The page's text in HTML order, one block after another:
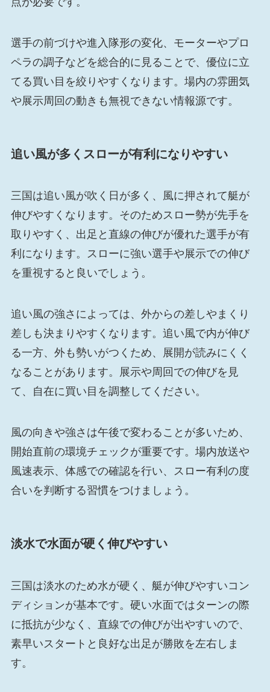
選手の前づけや進入隊形の変化、モーターやプロ
ペラの調子などを総合的に見ることで、優位に立
てる買い目を絞りやすくなります。場内の雰囲気
や展示周回の動きも無視できない情報源です。
追い風が多くスローが有利になりやすい
三国は追い風が吹く日が多く、風に押されて艇が
伸びやすくなります。そのためスロー勢が先手を
取りやすく、出足と直線の伸びが優れた選手が有
利になります。スローに強い選手や展示での伸び
を重視すると良いでしょう。
追い風の強さによっては、外からの差しやまくり
差しも決まりやすくなります。追い風で内が伸び
る一方、外も勢いがつくため、展開が読みにくく
なることがあります。展示や周回での伸びを見
て、自在に買い目を調整してください。
風の向きや強さは午後で変わることが多いため、
開始直前の環境チェックが重要です。場内放送や
風速表示、体感での確認を行い、スロー有利の度
合いを判断する習慣をつけましょう。
淡水で水面が硬く伸びやすい
三国は淡水のため水が硬く、艇が伸びやすいコン
ディションが基本です。硬い水面ではターンの際
に抵抗が少なく、直線での伸びが出やすいので、
素早いスタートと良好な出足が勝敗を左右しま
す。